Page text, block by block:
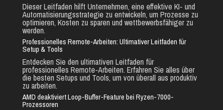
Dieser Leitfaden hilft Unternehmen, eine effektive KI- und
Automatisierungsstrategie zu entwickeln, um Prozesse zu
optimieren, Kosten zu sparen und wettbewerbsfähiger zu
werden.
Professionelles Remote-Arbeiten: Ultimativer Leitfaden für
Setup & Tools
Entdecken Sie den ultimativen Leitfaden für
professionelles Remote-Arbeiten. Erfahren Sie alles über
die besten Setups und Tools, um von überall aus produktiv
zu arbeiten.
AMD deaktiviert Loop-Buffer-Feature bei Ryzen-7000-
Prozessoren